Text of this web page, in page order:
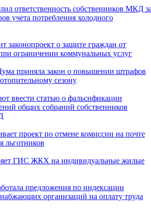
ответственность собственников МКД
учета потребления холодного
законопроект о защите граждан от
ограничении коммунальных услуг
приняла закон о повышении штрафов
сезону
ввести статью о фальсификации
общих собраний собственников
проект по отмене комиссии на почте
льготников
ГИС ЖКХ на индивидуальные жилые
предложения по индексации
организаций на оплату труда